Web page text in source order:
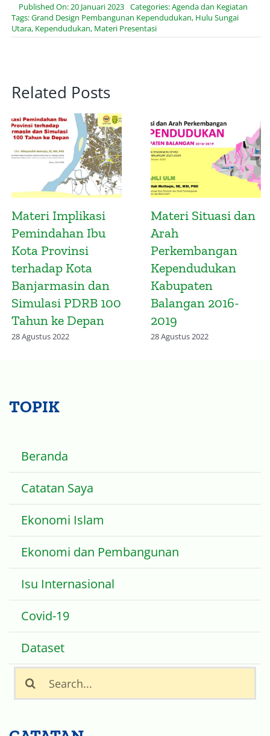
Published On: 20 Januari 2023 Categories:Agenda dan Kegiatan
Tags:Grand Design Pembangunan Kependudukan, Hulu Sungai
Utara, Kependudukan, Materi Presentasi
Related Posts
Materi Big Data,
Digitalisasi,
Inovasi dan
Pembangunan
bagi Pemuda
23 Desember 2021
Materi Kajian
Prospek
Pertumbuhan
Ekonomi Kota
Banjarmasin
2023
28 Agustus 2022
Catatan Saya
Ekonomi Islam
Ekonomi dan Pembangunan
Isu Internasional
Covid-19
Dataset
Search
for: